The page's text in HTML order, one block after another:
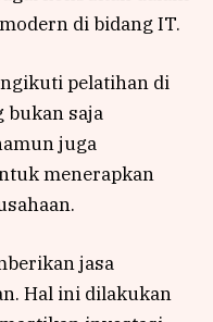
di bidang IT.
pelatihan di
bukan saja
juga
menerapkan
jasa
Hal ini dilakukan